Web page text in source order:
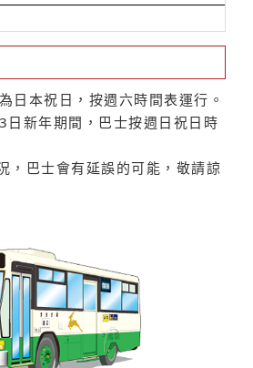
日本祝日，按週六時間表運行。
新年期間，巴士按週日祝日時
，巴士會有延誤的可能，敬請諒